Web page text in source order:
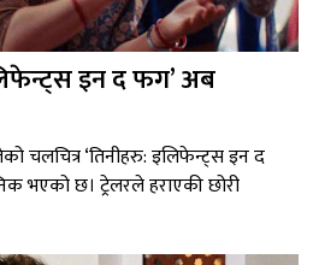
इन द फग’ अब
चलचित्र ‘तिनीहरु: इलिफेन्ट्स इन द
भएको छ। ट्रेलरले हराएकी छोरी